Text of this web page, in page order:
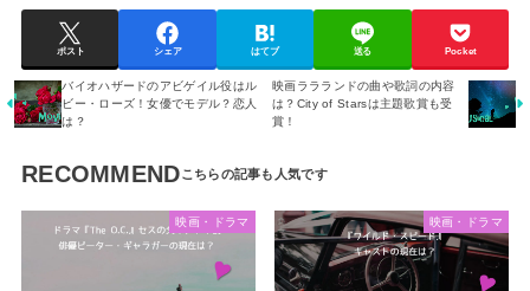
ポスト シェア はてブ 送る Pocket
バイオハザードのアビゲイル役はル
ビー・ローズ！女優でモデル？恋人
は？
映画ララランドの曲や歌詞の内容
は？City of Starsは主題歌賞も受
賞！
RECOMMEND
映画・ドラマ 映画・ドラマ